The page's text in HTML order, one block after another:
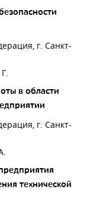
г. Санкт-
в области
г. Санкт-
технической